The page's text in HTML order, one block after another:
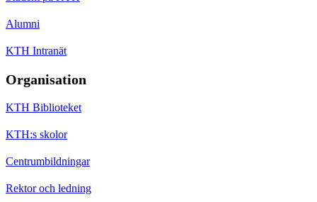
Alumni
KTH Intranät
Organisation
KTH Biblioteket
KTH:s skolor
Centrumbildningar
Rektor och ledning